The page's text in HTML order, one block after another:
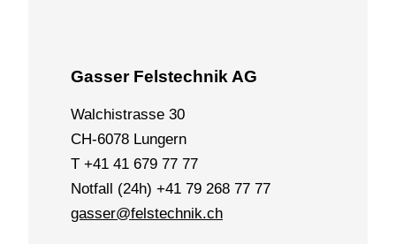
Gasser Felstechnik AG
Walchistrasse 30
CH-6078 Lungern
T +41 41 679 77 77
Notfall (24h) +41 79 268 77 77
gasser@felstechnik.ch